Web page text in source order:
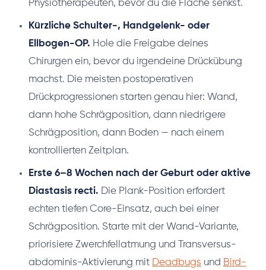
Physiotherapeuten, bevor du die Fläche senkst.
Kürzliche Schulter-, Handgelenk- oder
Ellbogen-OP. Hole die Freigabe deines
Chirurgen ein, bevor du irgendeine Drückübung
machst. Die meisten postoperativen
Drückprogressionen starten genau hier: Wand,
dann hohe Schrägposition, dann niedrigere
Schrägposition, dann Boden — nach einem
kontrollierten Zeitplan.
Erste 6–8 Wochen nach der Geburt oder aktive
Diastasis recti. Die Plank-Position erfordert
echten tiefen Core-Einsatz, auch bei einer
Schrägposition. Starte mit der Wand-Variante,
priorisiere Zwerchfellatmung und Transversus-
abdominis-Aktivierung mit Deadbugs und Bird-